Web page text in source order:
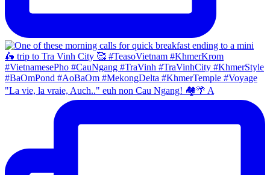
"La vie, la vraie, Auch.." euh non Cau Ngang! 🏘🌴 A